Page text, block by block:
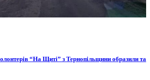
“На Щиті” з Тернопільщини образили та